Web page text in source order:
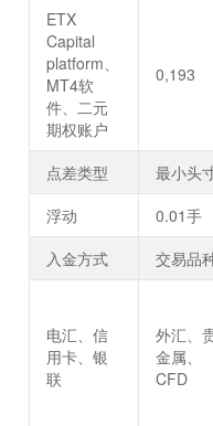
ETX
Capital
platform、
MT4软
件、二元
期权账户
0,193
点差类型 最小头
浮动
0.01手
入金方式
交易品
电汇、信
用卡、银
联
外汇、
金属、
CFD